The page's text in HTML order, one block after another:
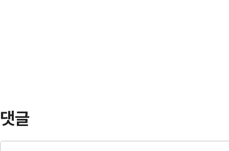
댓글